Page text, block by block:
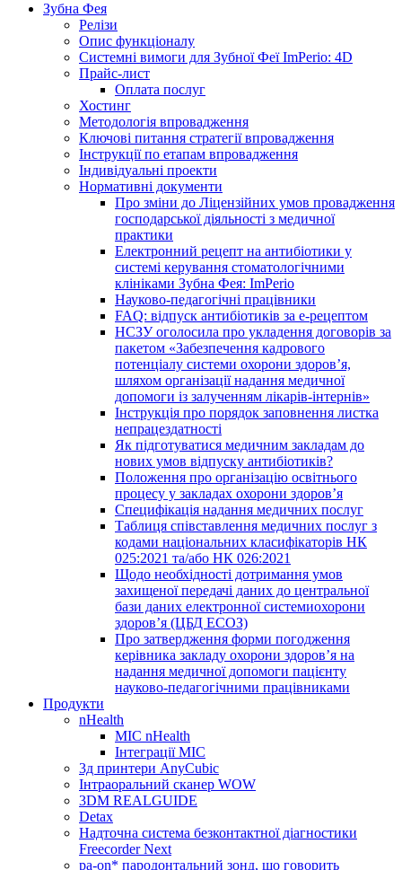
Зубна Фея
Релізи
Опис функціоналу
Системні вимоги для Зубної Феї ImPerio: 4D
Прайс-лист
Оплата послуг
Хостинг
Методологія впровадження
Ключові питання стратегії впровадження
Інструкції по етапам впровадження
Індивідуальні проекти
Нормативні документи
Про зміни до Ліцензійних умов провадження
господарської діяльності з медичної
практики
Електронний рецепт на антибіотики у
системі керування стоматологічними
клініками Зубна Фея: ImPerio
Науково-педагогічні працівники
FAQ: відпуск антибіотиків за е-рецептом
НСЗУ оголосила про укладення договорів за
пакетом «Забезпечення кадрового
потенціалу системи охорони здоров’я,
шляхом організації надання медичної
допомоги із залученням лікарів-інтернів»
Інструкція про порядок заповнення листка
непрацездатності
Як підготуватися медичним закладам до
нових умов відпуску антибіотиків?
Положення про організацію освітнього
процесу у закладах охорони здоров’я
Специфікація надання медичних послуг
Таблиця співставлення медичних послуг з
кодами національних класифікаторів НК
025:2021 та/або НК 026:2021
Щодо необхідності дотримання умов
захищеної передачі даних до центральної
бази даних електронної системиохорони
здоров’я (ЦБД ЕСОЗ)
Про затвердження форми погодження
керівника закладу охорони здоров’я на
надання медичної допомоги пацієнту
науково-педагогічними працівниками
Продукти
nHealth
МІС nHealth
Інтеграції МІС
3д принтери AnyCubic
Інтраоральний сканер WOW
3DM REALGUIDE
Detax
Надточна система безконтактної діагностики
Freecorder Next
pa-on* пародонтальний зонд, що говорить